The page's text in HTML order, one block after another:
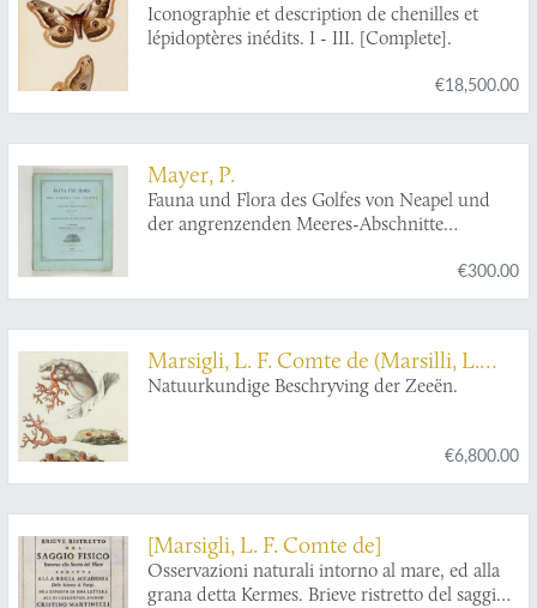
Iconographie et description de chenilles et
lépidoptères inédits. I - III. [Complete].
€18,500.00
Mayer, P.
Fauna und Flora des Golfes von Neapel und
der angrenzenden Meeres-Abschnitte
zu Neapel. VI. Monographie: Caprelliden.€300.00
Marsigli, L. F. Comte de (Marsilli, L.
Graave van)
Natuurkundige Beschryving der Zeeën.
€6,800.00
[Marsigli, L. F. Comte de]
Osservazioni naturali intorno al mare, ed alla
grana detta Kermes. Brieve ristretto del saggio